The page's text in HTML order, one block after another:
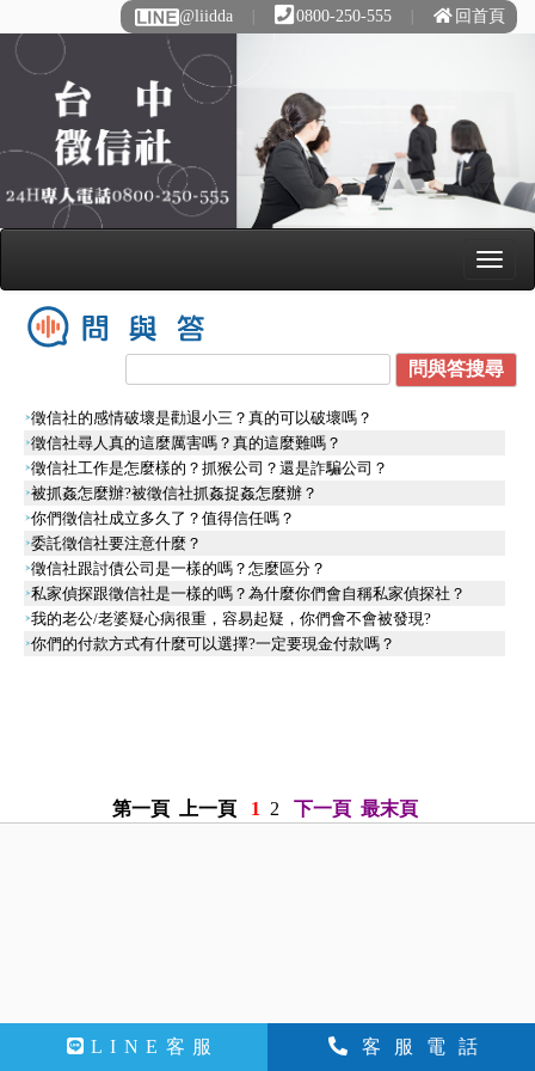
@liidda 0800-250-555 回首頁
徵信社的感情破壞是勸退小三？真的可以破壞嗎？
徵信社尋人真的這麼厲害嗎？真的這麼難嗎？
徵信社工作是怎麼樣的？抓猴公司？還是詐騙公司？
被抓姦怎麼辦?被徵信社抓姦捉姦怎麼辦？
你們徵信社成立多久了？值得信任嗎？
委託徵信社要注意什麼？
徵信社跟討債公司是一樣的嗎？怎麼區分？
私家偵探跟徵信社是一樣的嗎？為什麼你們會自稱私家偵探社？
我的老公/老婆疑心病很重，容易起疑，你們會不會被發現?
你們的付款方式有什麼可以選擇?一定要現金付款嗎？
第一頁 上一頁 1 2 下一頁 最末頁
客服電話
LINE客服